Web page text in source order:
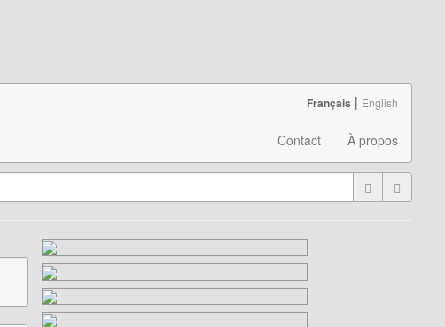
Contact À propos
Français | English